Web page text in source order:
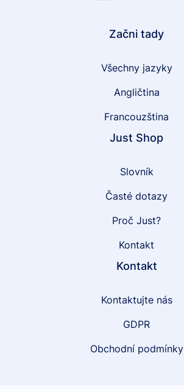
Začni tady
Všechny jazyky
Angličtina
Francouzština
Just Shop
Slovník
Časté dotazy
Proč Just?
Kontakt
Kontakt
Kontaktujte nás
GDPR
Obchodní podmínky